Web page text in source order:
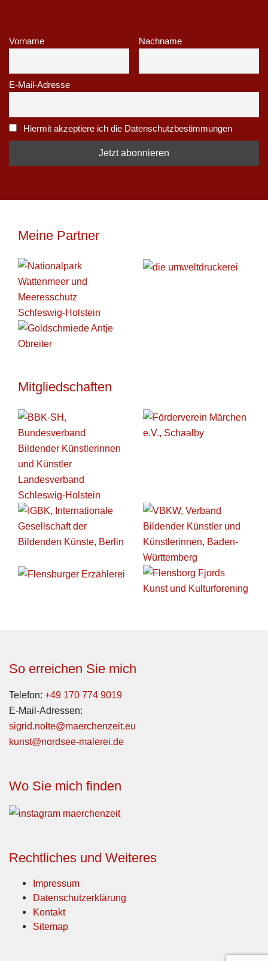
Vorname Nachname
E-Mail-Adresse
Hiermit akzeptiere ich die Datenschutzbestimmungen
Meine Partner
Mitgliedschaften
So erreichen Sie mich
Telefon: +49 170 774 9019
E-Mail-Adressen:
sigrid.nolte@maerchenzeit.eu
kunst@nordsee-malerei.de
Wo Sie mich finden
Rechtliches und Weiteres
Impressum
Datenschutzerklärung
Kontakt
Sitemap